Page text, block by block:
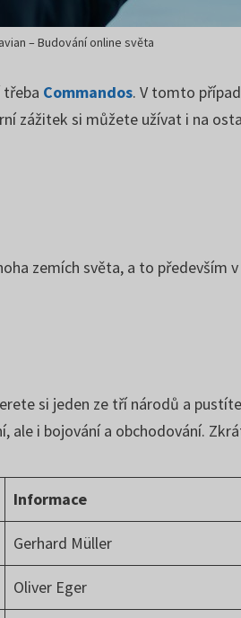
– Budování online světa
třeba Commandos. V tomto
zážitek si můžete užívat i na
zemích světa, a to především
si jeden ze tří národů a
i bojování a obchodování.
Informace
Gerhard Müller
Oliver Eger